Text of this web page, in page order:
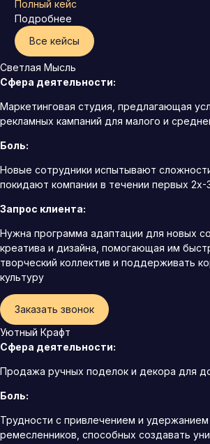
Полный кейс
Подробнее
Все кейсы
Светлая Мысль
Сфера деятельности:
Маркетинговая студия, предлагающая
рекламных кампаний для малого и
Боль:
Новые сотрудники испытывают
покидают компании в течении первых 2х-
Запрос клиента:
Нужна программа адаптации для новых
креатива и дизайна, помогающая им
творческий коллектив и поддерживать
культуру
Заказать звонок
Уютный Крафт
Сфера деятельности:
Продажа ручных поделок и декора для
Боль:
Трудности с привлечением и
ремесленников, способных создавать